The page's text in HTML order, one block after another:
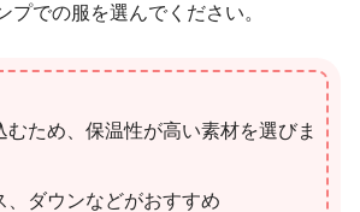
プでの服を選んでください。
むため、保温性が高い素材を選びま
、ダウンなどがおすすめ